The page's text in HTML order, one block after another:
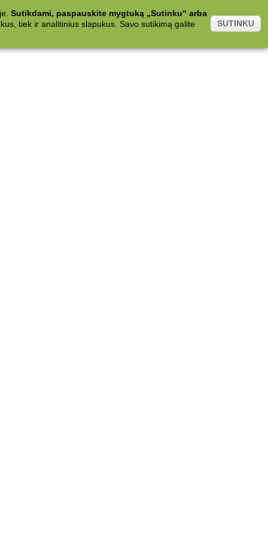
Sutikdami, paspauskite mygtuką „Sutinku“ arba
tiek ir analitinius slapukus. Savo sutikimą galite
SUTINKU